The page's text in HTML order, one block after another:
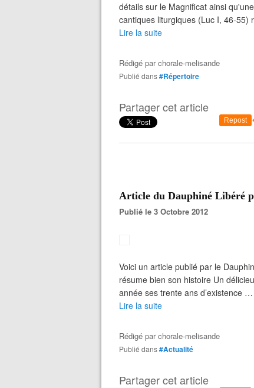
détails sur le Magnificat ainsi
cantiques liturgiques (Luc I, 46-55)
Lire la suite
Rédigé parchorale-melisande
Publié dans#Répertoire
Partager cet article
Repost
Article du Dauphiné Libéré
Publié le 3 Octobre 2012
Voici un article publié par le
résume bien son histoire Un
année ses trente ans d’existence
Lire la suite
Rédigé parchorale-melisande
Publié dans#Actualité
Partager cet article